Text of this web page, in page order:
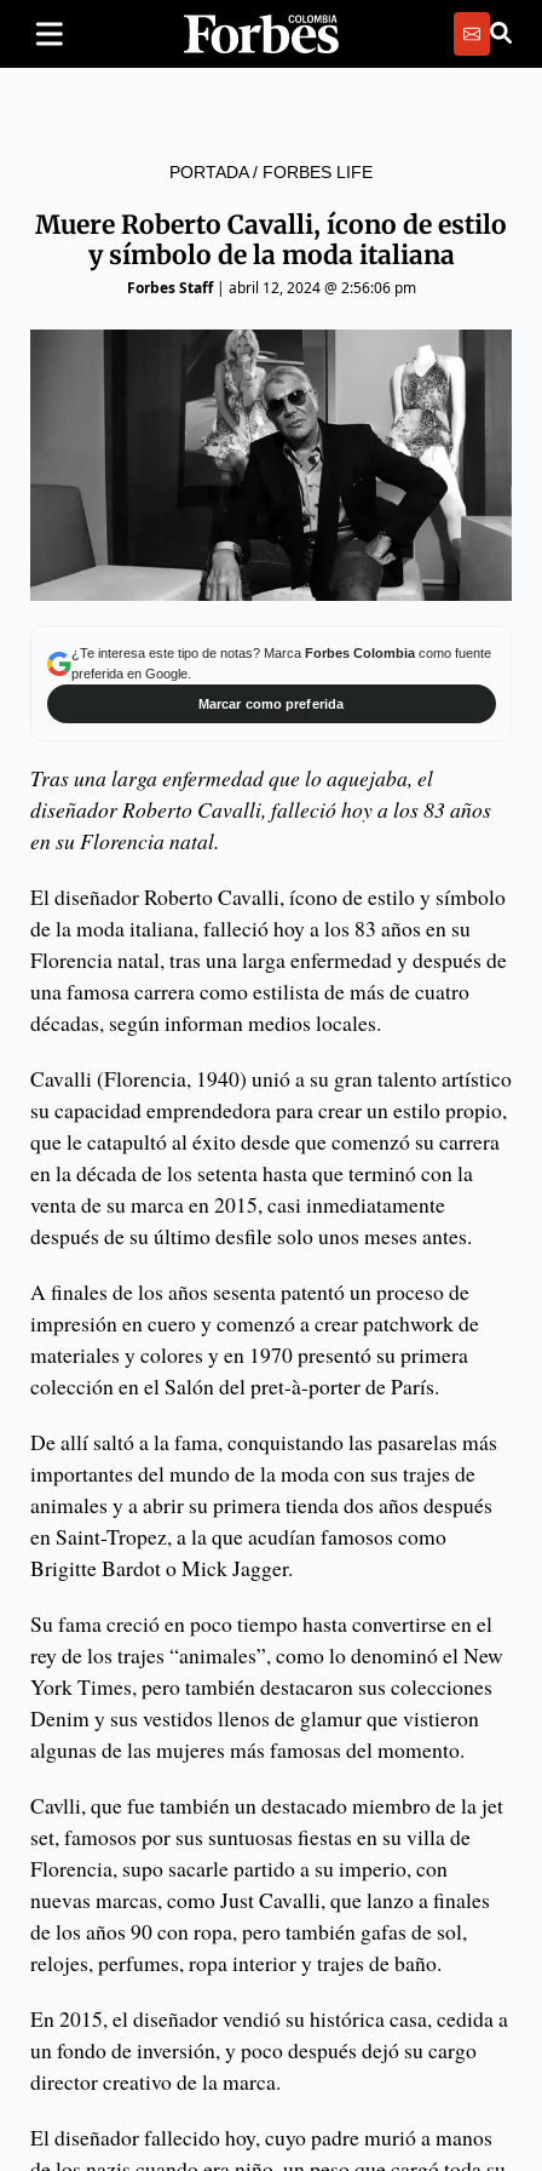
PORTADA/ FORBES LIFE
Muere Roberto Cavalli, ícono de estilo
y símbolo de la moda italiana
Forbes Staff| abril 12, 2024 @ 2:56:06 pm
¿Te interesa este tipo de notas? Marca Forbes Colombiacomo fuente
preferida en Google.
Marcar como preferida
Tras una larga enfermedad que lo aquejaba, el
diseñador Roberto Cavalli, falleció hoy a los 83 años
en su Florencia natal.
El diseñador Roberto Cavalli, ícono de estilo y símbolo
de la moda italiana, falleció hoy a los 83 años en su
Florencia natal, tras una larga enfermedad y después de
una famosa carrera como estilista de más de cuatro
décadas, según informan medios locales.
Cavalli (Florencia, 1940) unió a su gran talento artístico
su capacidad emprendedora para crear un estilo propio,
que le catapultó al éxito desde que comenzó su carrera
en la década de los setenta hasta que terminó con la
venta de su marca en 2015, casi inmediatamente
después de su último desfile solo unos meses antes.
A finales de los años sesenta patentó un proceso de
impresión en cuero y comenzó a crear patchwork de
materiales y colores y en 1970 presentó su primera
colección en el Salón del pret-à-porter de París.
De allí saltó a la fama, conquistando las pasarelas más
importantes del mundo de la moda con sus trajes de
animales y a abrir su primera tienda dos años después
en Saint-Tropez, a la que acudían famosos como
Brigitte Bardot o Mick Jagger.
Su fama creció en poco tiempo hasta convertirse en el
rey de los trajes “animales”, como lo denominó el New
York Times, pero también destacaron sus colecciones
Denim y sus vestidos llenos de glamur que vistieron
algunas de las mujeres más famosas del momento.
Cavlli, que fue también un destacado miembro de la jet
set, famosos por sus suntuosas fiestas en su villa de
Florencia, supo sacarle partido a su imperio, con
nuevas marcas, como Just Cavalli, que lanzo a finales
de los años 90 con ropa, pero también gafas de sol,
relojes, perfumes, ropa interior y trajes de baño.
En 2015, el diseñador vendió su histórica casa, cedida a
un fondo de inversión, y poco después dejó su cargo
director creativo de la marca.
El diseñador fallecido hoy, cuyo padre murió a manos